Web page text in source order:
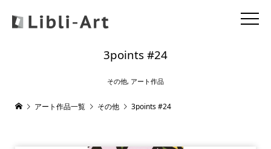
3points #24
その他, アート作品
アート作品一覧 その他 3points #24